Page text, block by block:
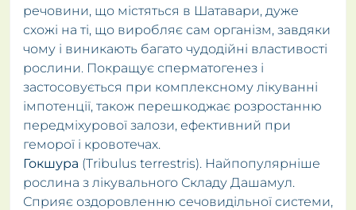
речовини, що містяться в Шатавари, дуже
схожі на ті, що виробляє сам організм, завдяки
чому і виникають багато чудодійні властивості
рослини. Покращує сперматогенез і
застосовується при комплексному лікуванні
імпотенції, також перешкоджає розростанню
передміхурової залози, ефективний при
геморої і кровотечах.
Гокшура (Tribulus terrestris). Найпопулярніше
рослина з лікувального Складу Дашамул.
Сприяє оздоровленню сечовидільної системи,